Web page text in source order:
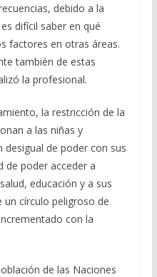
debido a la
difícil saber en qué
factores en otras áreas.
también de estas
la profesional.
la restricción de la
a las niñas y
desigual de poder con sus
de poder acceder a
educación y a sus
un círculo peligroso de
con la
de las Naciones